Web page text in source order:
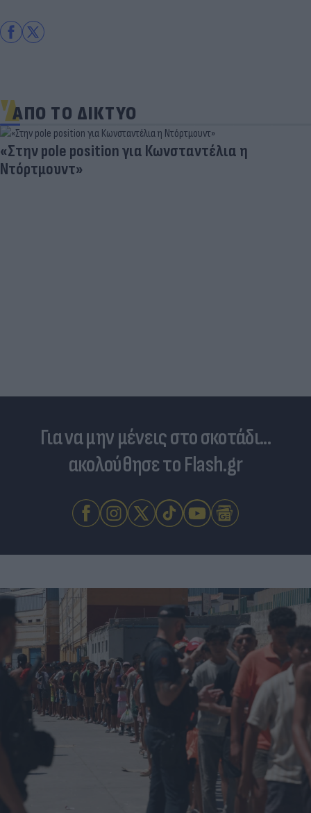
ΑΠΟ ΤΟ ΔΙΚΤΥΟ
«Στην pole position για Κωνσταντέλια η
Ντόρτμουντ»
Για να μην μένεις στο σκοτάδι...
ακολούθησε το Flash.gr